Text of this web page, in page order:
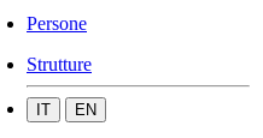
Persone
Strutture
IT EN